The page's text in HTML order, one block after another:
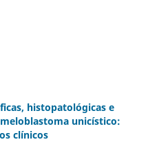
histopatológicas e
unicístico:
clínicos